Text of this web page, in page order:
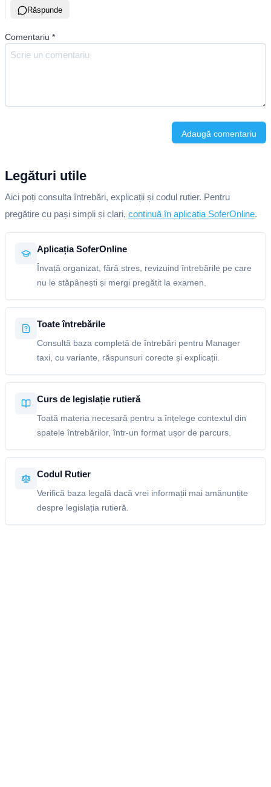
Răspunde
Comentariu *
Adaugă comentariu
Legături utile
Aici poți consulta întrebări, explicații și codul rutier. Pentru
pregătire cu pași simpli și clari, continuă în aplicația SoferOnline.
Aplicația SoferOnline
Învață organizat, fără stres, revizuind întrebările pe care
nu le stăpânești și mergi pregătit la examen.
Toate întrebările
Consultă baza completă de întrebări pentru Manager
taxi, cu variante, răspunsuri corecte și explicații.
Curs de legislație rutieră
Toată materia necesară pentru a înțelege contextul din
spatele întrebărilor, într-un format ușor de parcurs.
Codul Rutier
Verifică baza legală dacă vrei informații mai amănunțite
despre legislația rutieră.